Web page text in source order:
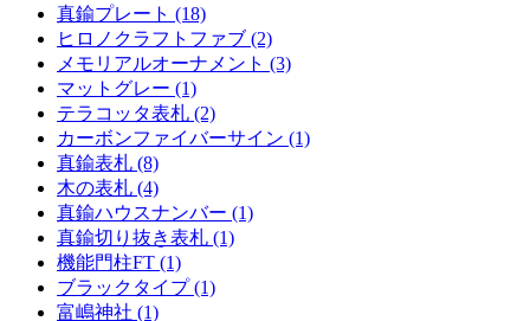
真鍮プレート (18)
ヒロノクラフトファブ (2)
メモリアルオーナメント (3)
マットグレー (1)
テラコッタ表札 (2)
カーボンファイバーサイン (1)
真鍮表札 (8)
木の表札 (4)
真鍮ハウスナンバー (1)
真鍮切り抜き表札 (1)
機能門柱FT (1)
ブラックタイプ (1)
富嶋神社 (1)